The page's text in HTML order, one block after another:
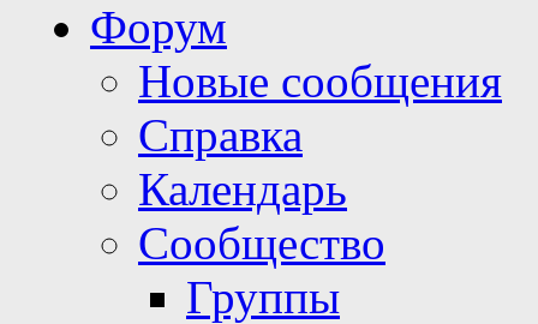
Форум
Новые сообщения
Справка
Календарь
Сообщество
Группы